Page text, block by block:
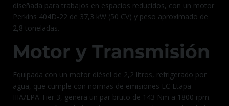
diseñada para trabajos en espacios reducidos, con un motor
Perkins 404D-22 de 37,3 kW (50 CV) y peso aproximado de
2,8 toneladas.
Motor y Transmisión
Equipada con un motor diésel de 2,2 litros, refrigerado por
agua, que cumple con normas de emisiones EC Etapa
IIIA/EPA Tier 3, genera un par bruto de 143 Nm a 1800 rpm.